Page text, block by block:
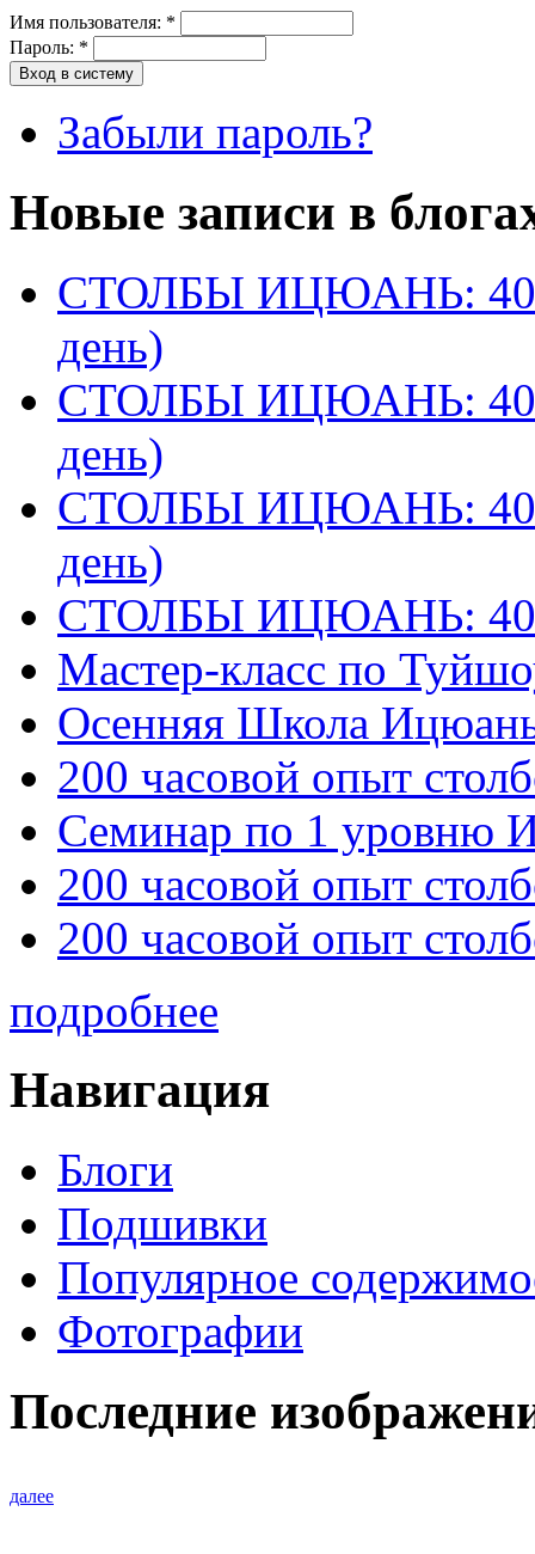
Имя пользователя: *
Пароль: *
Забыли пароль?
Новые записи в
СТОЛБЫ ИЦЮАНЬ:
день)
СТОЛБЫ ИЦЮАНЬ:
день)
СТОЛБЫ ИЦЮАНЬ:
день)
СТОЛБЫ ИЦЮАНЬ:
Мастер-класс по
Осенняя Школа
200 часовой опыт
Семинар по 1 уровню
200 часовой опыт
200 часовой опыт
подробнее
Навигация
Блоги
Подшивки
Популярное
Фотографии
Последние
далее